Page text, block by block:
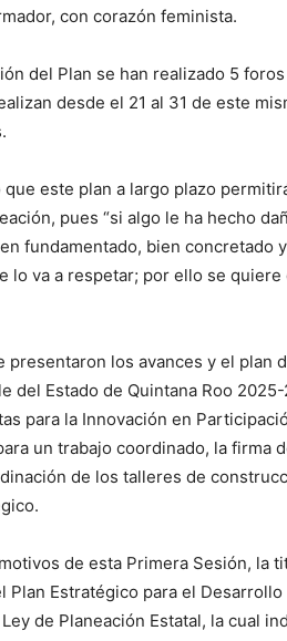
con corazón feminista.
del Plan se han realizado 5
desde el 21 al 31 de este
que este plan a largo plazo
pues “si algo le ha hecho
fundamentado, bien concretado
lo va a respetar; por ello se
presentaron los avances y el plan
del Estado de Quintana Roo
para la Innovación en
un trabajo coordinado, la
de los talleres de
de esta Primera Sesión, la
Plan Estratégico para el
de Planeación Estatal, la cual